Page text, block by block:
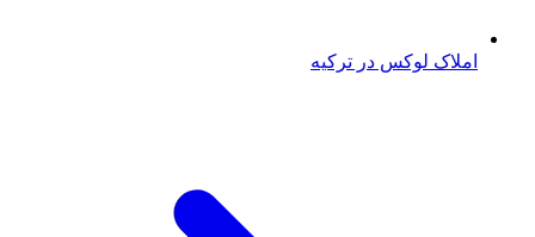
املاک لوکس در ترکیه